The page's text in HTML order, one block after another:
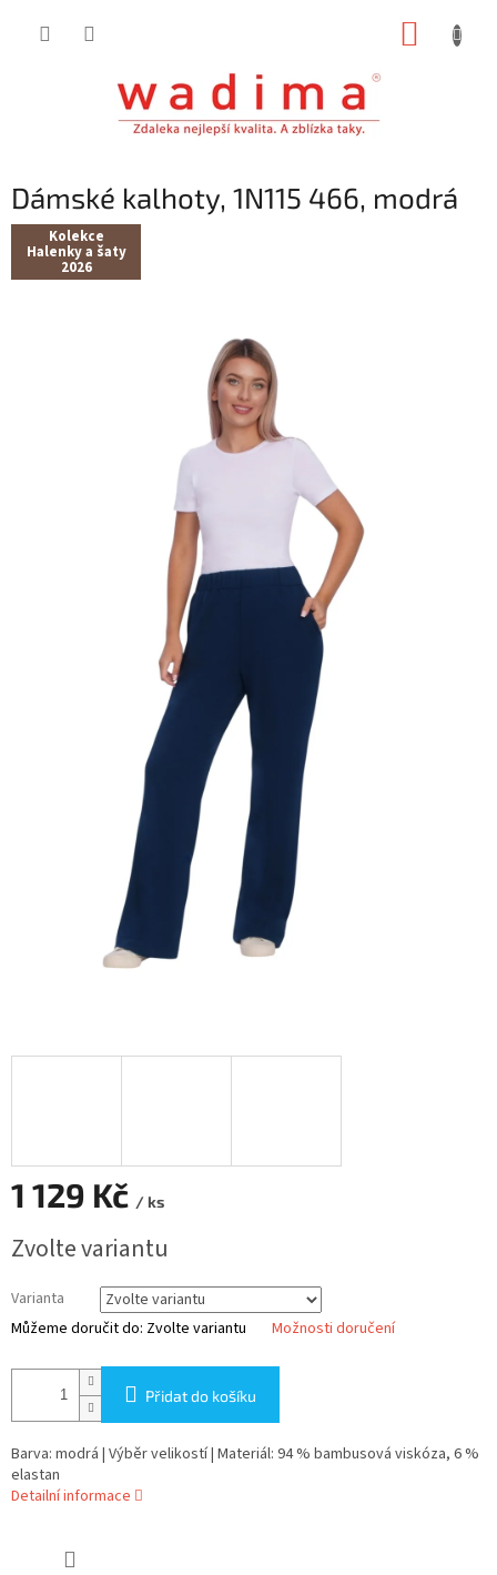
Dámské kalhoty, 1N115 466, modrá
Kolekce
Halenky a šaty
2026
1 129 Kč / ks
cena:
Zvolte variantu
Varianta
Můžeme doručit do: Zvolte variantu Možnosti doručení
Přidat do košíku
Barva: modrá | Výběr velikostí | Materiál: 94 % bambusová viskóza, 6 %
elastan
Detailní informace